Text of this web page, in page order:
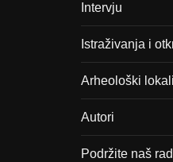
Intervju
Istraživanja i
Arheološki
Autori
Podržite naš rad